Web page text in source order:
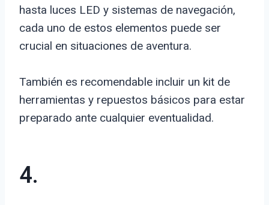
hasta luces LED y sistemas de navegación,
cada uno de estos elementos puede ser
crucial en situaciones de aventura.
También es recomendable incluir un kit de
herramientas y repuestos básicos para estar
preparado ante cualquier eventualidad.
4.